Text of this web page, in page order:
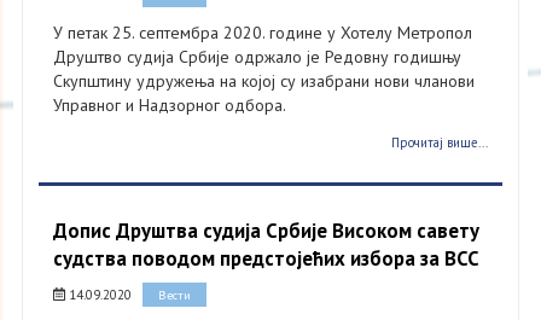
У петак 25. септембра 2020. године у Хотелу Метропол
Друштво судија Србије одржало је Редовну годишњу
Скупштину удружења на којој су изабрани нови чланови
Управног и Надзорног одбора.
Прочитај више...
Допис Друштва судија Србије Високом савету
судства поводом предстојећих избора за ВСС
14.09.2020 Вести